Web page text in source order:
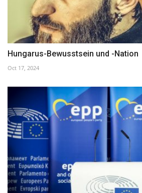
Hungarus-Bewusstsein und -Nation
Oct 17, 2024